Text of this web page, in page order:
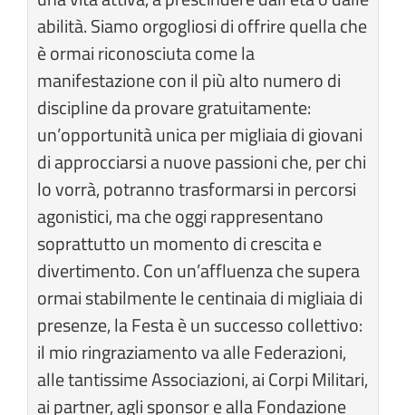
abilità. Siamo orgogliosi di offrire quella che
è ormai riconosciuta come la
manifestazione con il più alto numero di
discipline da provare gratuitamente:
un’opportunità unica per migliaia di giovani
di approcciarsi a nuove passioni che, per chi
lo vorrà, potranno trasformarsi in percorsi
agonistici, ma che oggi rappresentano
soprattutto un momento di crescita e
divertimento. Con un’affluenza che supera
ormai stabilmente le centinaia di migliaia di
presenze, la Festa è un successo collettivo:
il mio ringraziamento va alle Federazioni,
alle tantissime Associazioni, ai Corpi Militari,
ai partner, agli sponsor e alla Fondazione